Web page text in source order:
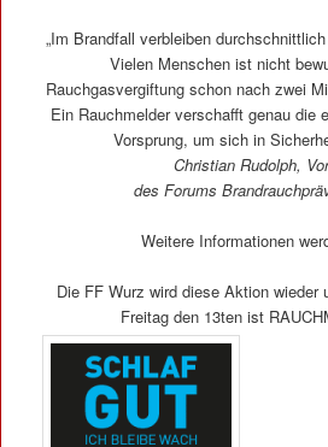
„Im Brandfall verbleiben
Vielen Menschen ist nicht
Rauchgasvergiftung schon nach zwei
Ein Rauchmelder verschafft genau die
Vorsprung, um sich in
Christian Rudolph,
des Forums
Weitere Informationen
Die FF Wurz wird diese Aktion wieder
Freitag den 13ten ist